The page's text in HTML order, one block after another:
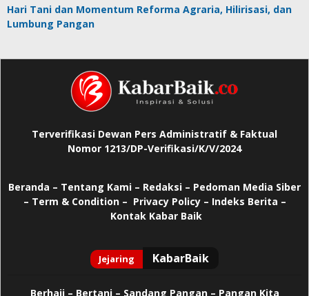
Hari Tani dan Momentum Reforma Agraria, Hilirisasi, dan
Lumbung Pangan
Terverifikasi Dewan Pers Administratif & Faktual
Nomor 1213/DP-Verifikasi/K/V/2024
Beranda – Tentang Kami – Redaksi – Pedoman Media Siber
– Term & Condition – Privacy Policy– Indeks Berita –
Kontak Kabar Baik
Berhaji– Bertani – Sandang Pangan – Pangan Kita